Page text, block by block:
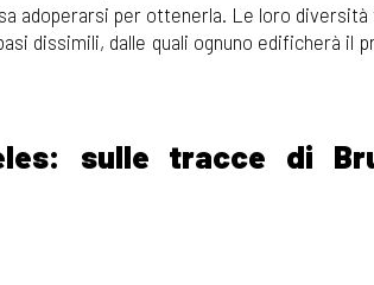
adoperarsi per ottenerla. Le loro diversità
dissimili, dalle quali ognuno edificherà il
sulle tracce di